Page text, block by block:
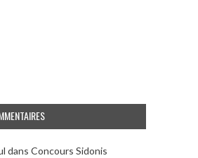
dans Concours Sidonis